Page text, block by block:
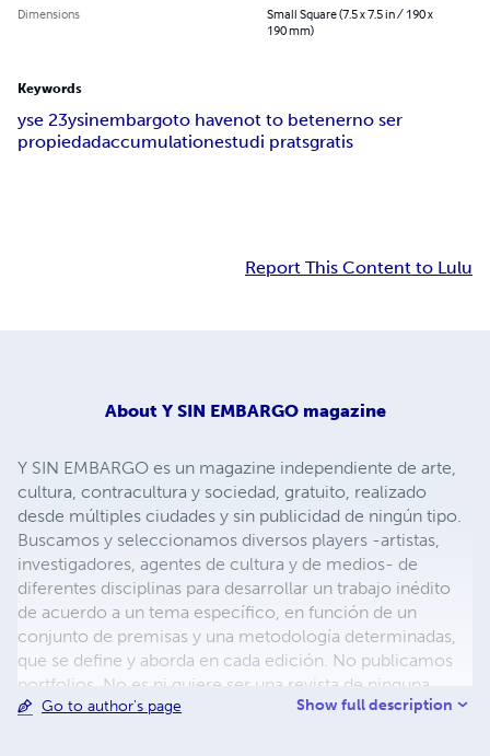
Dimensions
Small Square (7.5 x 7.5 in / 190 x
190 mm)
Keywords
yse 23ysinembargoto havenot to betenerno ser
propiedadaccumulationestudi pratsgratis
Report This Content to Lulu
About Y SIN EMBARGO magazine
Y SIN EMBARGO es un magazine independiente de arte,
cultura, contracultura y sociedad, gratuito, realizado
desde múltiples ciudades y sin publicidad de ningún tipo.
Buscamos y seleccionamos diversos players -artistas,
investigadores, agentes de cultura y de medios- de
diferentes disciplinas para desarrollar un trabajo inédito
de acuerdo a un tema específico, en función de un
conjunto de premisas y una metodología determinadas,
que se define y aborda en cada edición. No publicamos
portfolios. No es ni quiere ser una revista de ninguna
nacionalidad específica. No tendría sentido. Es bilingüe
Go to author's page Show full description